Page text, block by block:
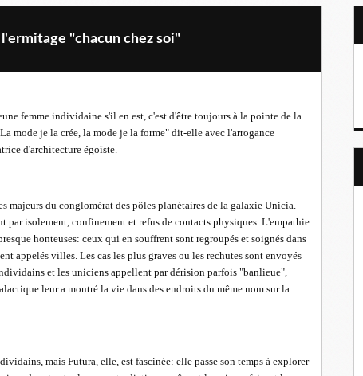
"chacun chez soi"
femme individaine s'il en est, c'est d'être toujours à la pointe de la
mode je la crée, la mode je la forme" dit-elle avec l'arrogance
d'architecture égoïste.
majeurs du conglomérat des pôles planétaires de la galaxie Unicia.
par isolement, confinement et refus de contacts physiques. L'empathie
honteuses: ceux qui en souffrent sont regroupés et soignés dans
appelés villes. Les cas les plus graves ou les rechutes sont envoyés
et les uniciens appellent par dérision parfois "banlieue",
leur a montré la vie dans des endroits du même nom sur la
mais Futura, elle, est fascinée: elle passe son temps à explorer